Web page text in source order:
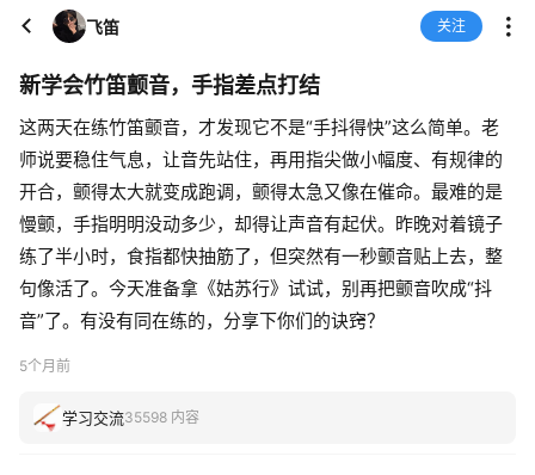
飞笛 关注
新学会竹笛颤音，手指差点打结
这两天在练竹笛颤音，才发现它不是“手抖得快”这么简单。老
师说要稳住气息，让音先站住，再用指尖做小幅度、有规律的
开合，颤得太大就变成跑调，颤得太急又像在催命。最难的是
慢颤，手指明明没动多少，却得让声音有起伏。昨晚对着镜子
练了半小时，食指都快抽筋了，但突然有一秒颤音贴上去，整
句像活了。今天准备拿《姑苏行》试试，别再把颤音吹成“抖
音”了。有没有同在练的，分享下你们的诀窍？
5个月前
学习交流35598 内容